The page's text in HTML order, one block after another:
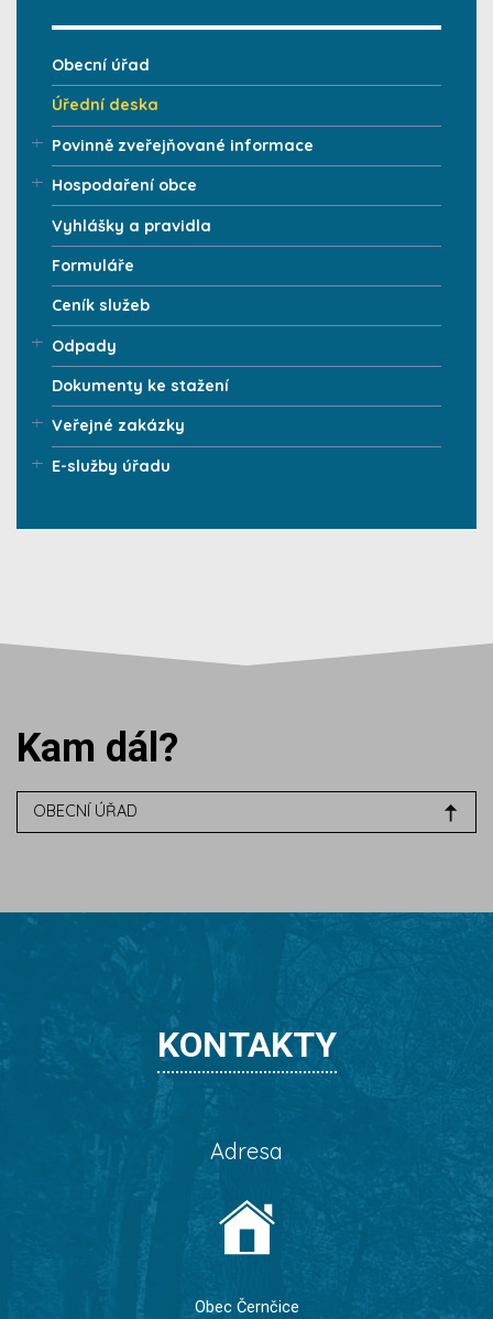
Obecní úřad
Úřední deska
Povinně zveřejňované informace
Hospodaření obce
Vyhlášky a pravidla
Formuláře
Ceník služeb
Odpady
Dokumenty ke stažení
Veřejné zakázky
E-služby úřadu
Kam dál?
OBECNÍ ÚŘAD
KONTAKTY
Adresa
Obec Černčice